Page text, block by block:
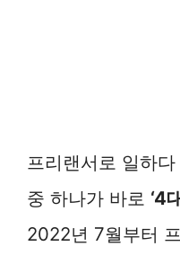
프리랜서로 일하
중 하나가 바로 ‘4
2022년 7월부터